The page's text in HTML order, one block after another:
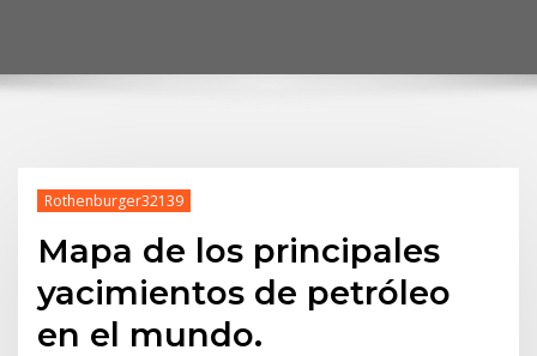
Rothenburger32139
Mapa de los principales
yacimientos de petróleo
en el mundo.